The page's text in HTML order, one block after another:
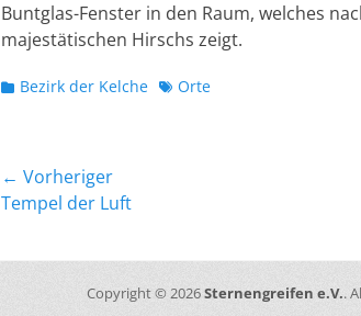
Buntglas-Fenster in den Raum, welches
majestätischen Hirschs zeigt.
Kategorien
Bezirk der Kelche Schlagworte
Orte
Beitragsnavigation
← Vorheriger
Vorheriger
Tempel der Luft
Copyright © 2026Sternengreifen e.V..